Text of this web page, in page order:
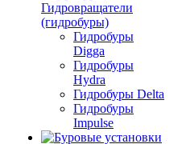
Гидровращатели
(гидробуры)
Гидробуры
Digga
Гидробуры
Hydra
Гидробуры Delta
Гидробуры
Impulse